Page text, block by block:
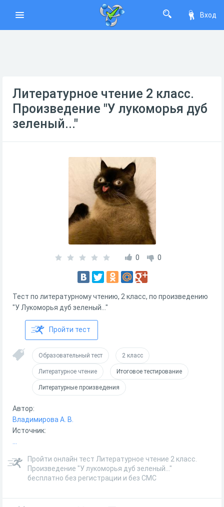
Вход
Литературное чтение 2 класс.
Произведение "У лукоморья дуб
зеленый..."
0 0
Тест по литературному чтению, 2 класс, по произведению
"У Лукоморья дуб зеленый..."
Пройти тест
Образовательный тест 2 класс
Литературное чтение Итоговое тестирование
Литературные произведения
Автор:
Владимирова А. В.
Источник:
Пройти онлайн тест Литературное чтение 2 класс.
Произведение "У лукоморья дуб зеленый..."
бесплатно без регистрации и без СМС